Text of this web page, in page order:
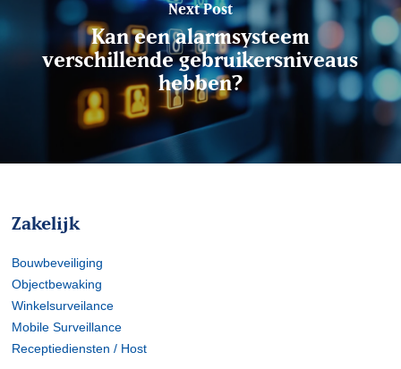
Next Post
Kan een alarmsysteem
verschillende gebruikersniveaus
hebben?
Zakelijk
Bouwbeveiliging
Objectbewaking
Winkelsurveilance
Mobile Surveillance
Receptiediensten / Host